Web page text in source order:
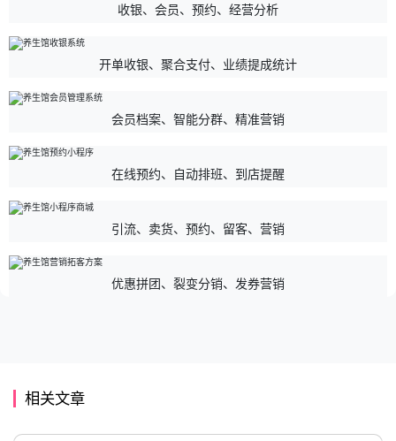
收银、会员、预约、经营分析
开单收银、聚合支付、业绩提成统计
会员档案、智能分群、精准营销
在线预约、自动排班、到店提醒
引流、卖货、预约、留客、营销
优惠拼团、裂变分销、发券营销
相关文章